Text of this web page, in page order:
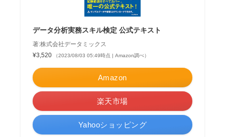
データ分析実務スキル検定 公式テキスト
著:株式会社データミックス
¥3,520
（2023/08/03 05:49時点 | Amazon調べ）
Amazon
楽天市場
Yahooショッピング